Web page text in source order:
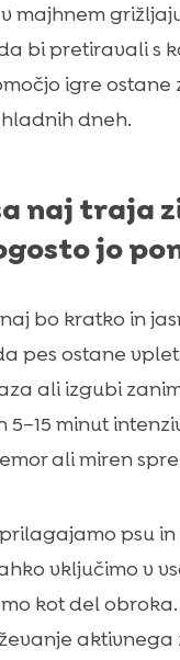
majhnem
bi pretiravali s
igre
dneh.
naj traja
jo
bo kratko in
pes ostane
ali izgubi
5–15 minut
ali miren
psu
vključimo v
kot del obroka.
aktivnega